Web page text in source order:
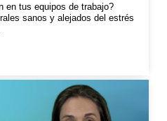
en tus equipos de trabajo?
sanos y alejados del estrés